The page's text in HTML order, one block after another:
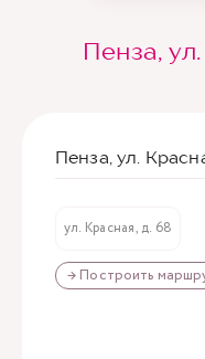
Пенза,
Пенза, ул.
ул. Красная, д. 68
→ Построить